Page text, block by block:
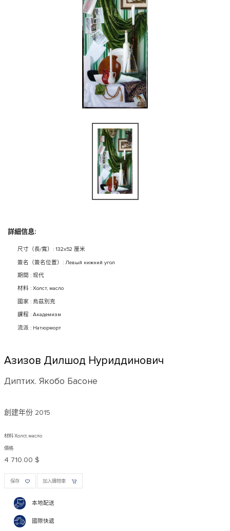
詳細信息:
尺寸（長/寬）: 132x52 厘米
簽名（簽名位置）: Левый нижний угол
期間 : 现代
材料 : Холст, масло
國家 : 烏茲別克
課程 : Академизм
流派 : Натюрморт
Азизов Дилшод Нуриддинович
Диптих. Якобо Басоне
創建年份 2015
材料 Холст, масло
價格
4 710.00 $
保存 加入購物車
本地配送
國際快遞